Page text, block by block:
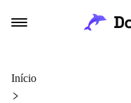
Início